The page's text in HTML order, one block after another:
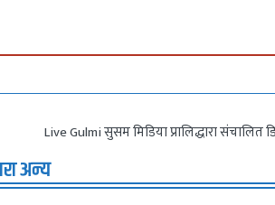
Live Gulmi सुसम मिडिया प्रालिद्धारा संचालित
अन्य